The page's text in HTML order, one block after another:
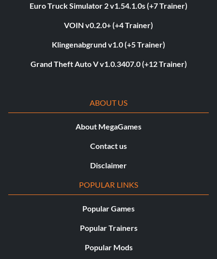
Euro Truck Simulator 2 v1.54.1.0s (+7 Trainer)
VOIN v0.2.0+ (+4 Trainer)
Klingenabgrund v1.0 (+5 Trainer)
Grand Theft Auto V v1.0.3407.0 (+12 Trainer)
ABOUT US
About MegaGames
Contact us
Disclaimer
POPULAR LINKS
Popular Games
Popular Trainers
Popular Mods